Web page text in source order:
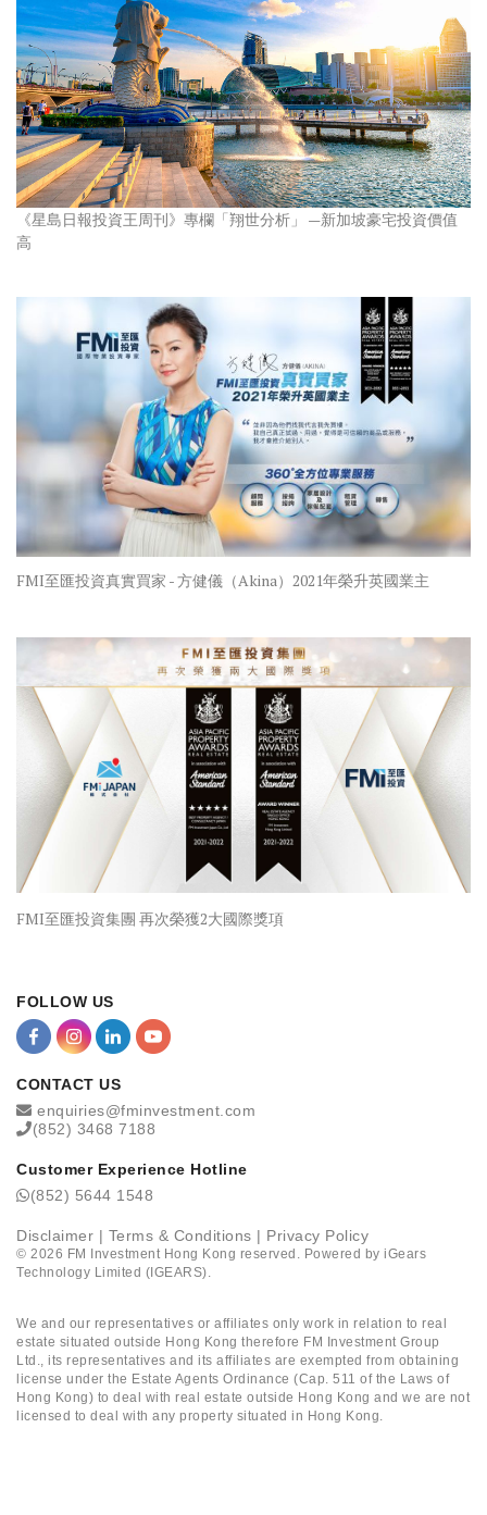
《星島日報投資王周刊》專欄「翔世分析」 —新加坡豪宅投資價值
高
FMI至匯投資真實買家 - 方健儀（Akina）2021年榮升英國業主
FMI至匯投資集團 再次榮獲2大國際獎項
FOLLOW US
CONTACT US
enquiries@fminvestment.com
(852) 3468 7188
Customer Experience Hotline
(852) 5644 1548
Disclaimer | Terms & Conditions | Privacy Policy
© 2026 FM Investment Hong Kong reserved. Powered by iGears
Technology Limited (IGEARS).
We and our representatives or affiliates only work in relation to real
estate situated outside Hong Kong therefore FM Investment Group
Ltd., its representatives and its affiliates are exempted from obtaining
license under the Estate Agents Ordinance (Cap. 511 of the Laws of
Hong Kong) to deal with real estate outside Hong Kong and we are not
licensed to deal with any property situated in Hong Kong.